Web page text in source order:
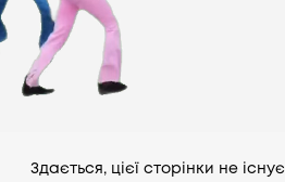
Здається, цієї сторінки не існує